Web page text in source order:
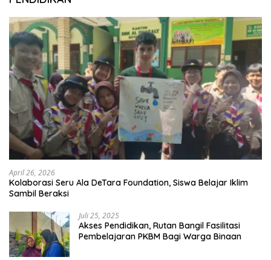
April 26, 2026
Kolaborasi Seru Ala DeTara Foundation, Siswa Belajar Iklim
Sambil Beraksi
Juli 25, 2025
Akses Pendidikan, Rutan Bangil Fasilitasi
Pembelajaran PKBM Bagi Warga Binaan